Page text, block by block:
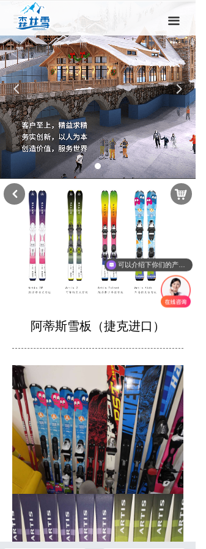
끀
끀
넳 넲
阿蒂斯雪板（捷克进口）
낙
낒
可以介绍下你们的产品么？